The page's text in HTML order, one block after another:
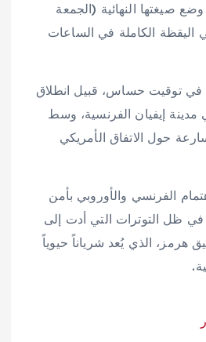
صيغتها النهائية (الجمعة
اليقظة الكاملة في الساعات
في توقيت حساس، قبيل انطلاق
إيفيان الفرنسية، وسط
حول الاتفاق الأمريكي
الفرنسي والأوروبي بأمن
في ظل التوترات التي أدت إلى
هرمز، الذي يُعد شرياناً حيوياً